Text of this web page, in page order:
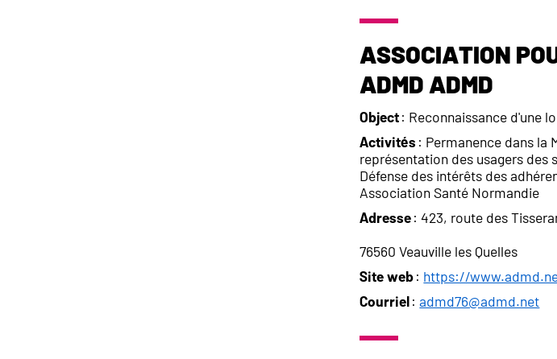
Association
ADMD ADMD
Object: Reconnaissance d'une
Activités : Permanence dans la
représentation des usagers des
Défense des intérêts des
Association Santé Normandie
Adresse: 423, route des
76560 Veauville les Quelles
Site web: https://
Courriel:admd76@admd.net